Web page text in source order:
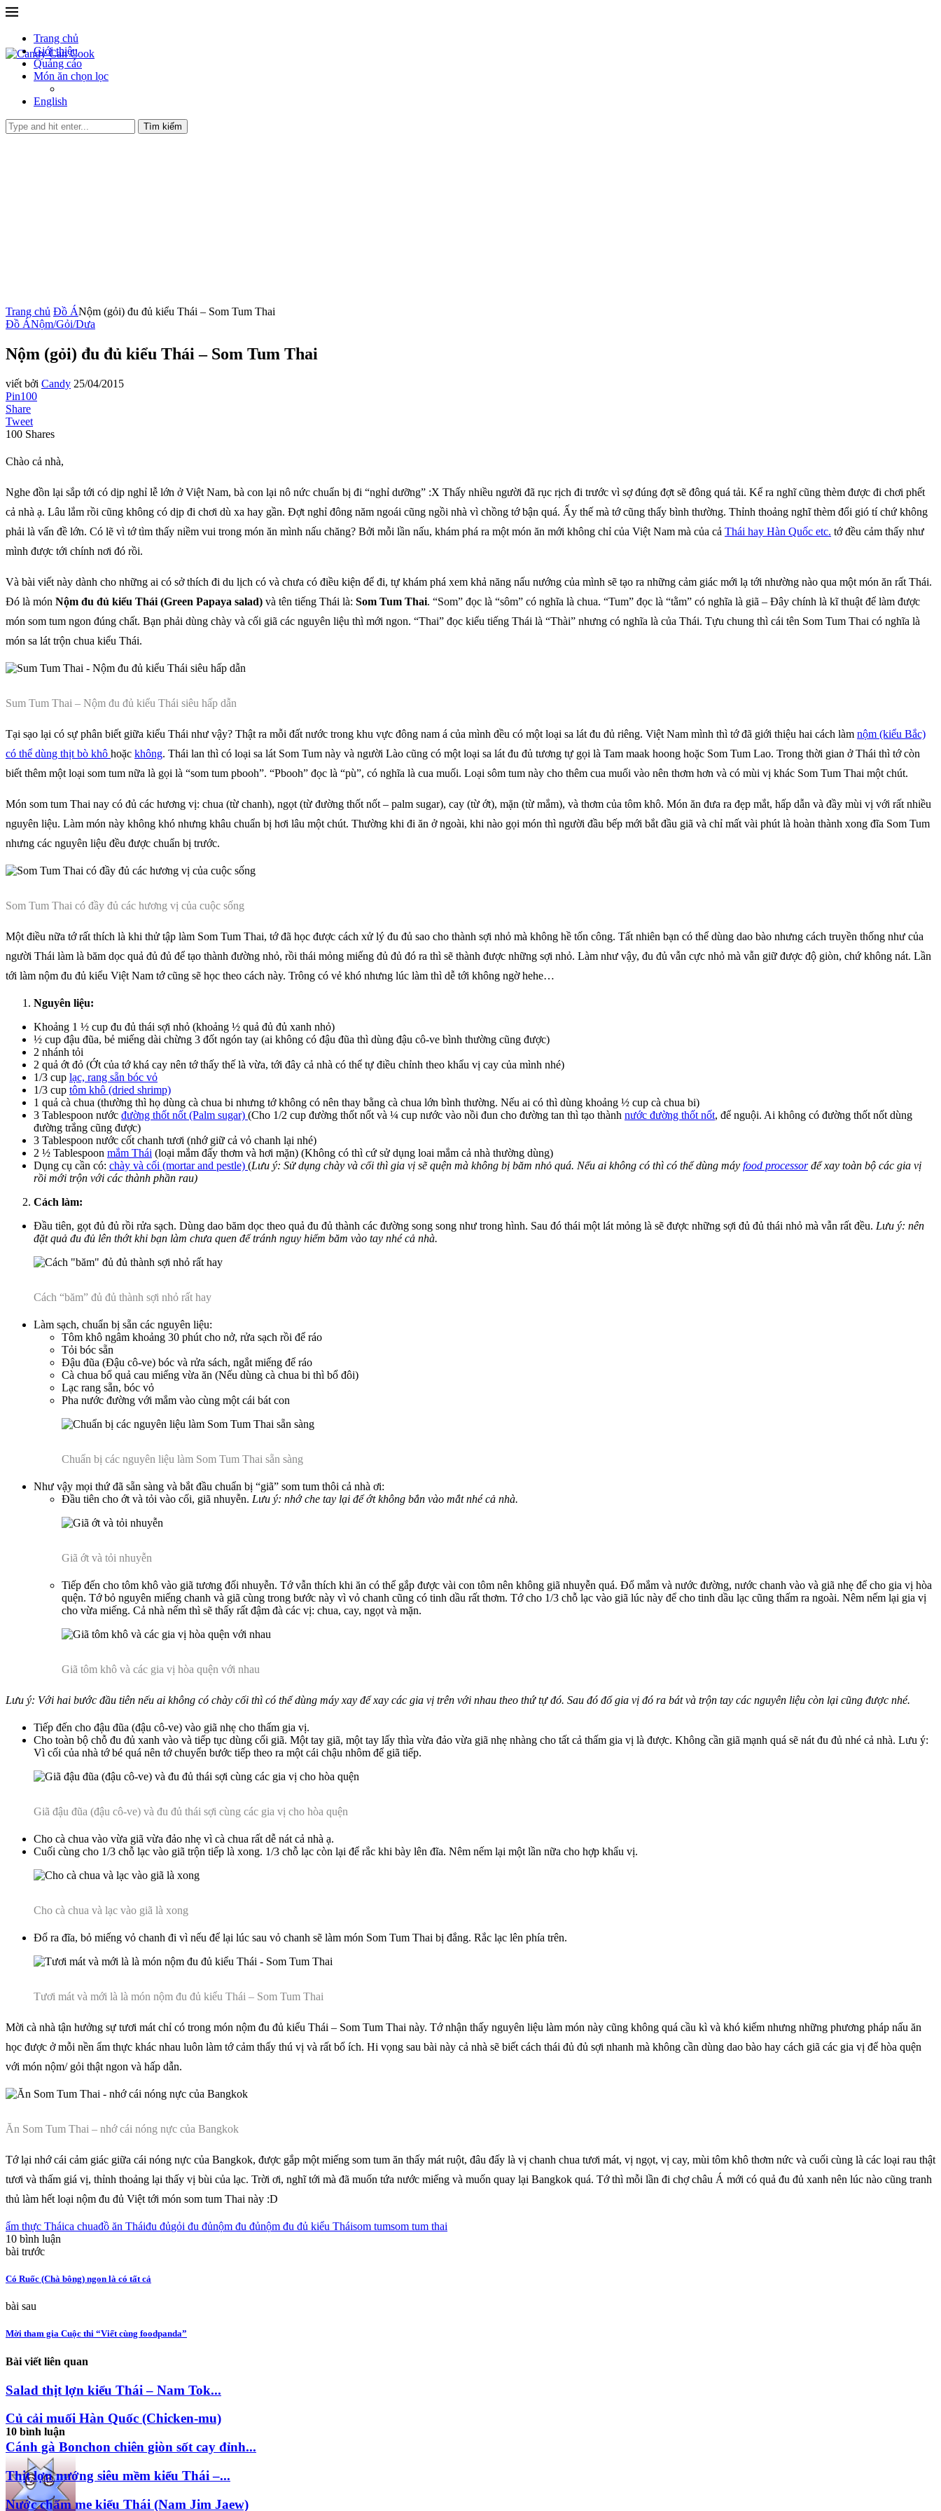
Trang chủ
Giới thiệu
Quảng cáo
Món ăn chọn lọc
English
Tìm kiếm
Trang chủ Đồ ÁNộm (gỏi) đu đủ kiểu Thái – Som Tum Thai
Đồ ÁNộm/Gỏi/Dưa
Nộm (gỏi) đu đủ kiểu Thái – Som Tum Thai
viết bởi Candy 25/04/2015
Pin100
Share
Tweet
100 Shares
Chào cả nhà,
Nghe đồn lại sắp tới có dịp nghỉ lễ lớn ở Việt Nam, bà con lại nô nức chuẩn bị đi “nghỉ dưỡng” :X Thấy nhiều người đã rục rịch đi trước vì sợ đúng đợt sẽ đông quá tải. Kể ra nghĩ cũng thèm được đi chơi phết
cả nhà ạ. Lâu lắm rồi cũng không có dịp đi chơi dù xa hay gần. Đợt nghỉ đông năm ngoái cũng ngồi nhà vì chồng tớ bận quá. Ấy thế mà tớ cũng thấy bình thường. Thỉnh thoảng nghĩ thèm đổi gió tí chứ không
phải là vấn đề lớn. Có lẽ vì tớ tìm thấy niềm vui trong món ăn mình nấu chăng? Bởi mỗi lần nấu, khám phá ra một món ăn mới không chỉ của Việt Nam mà của cả Thái hay Hàn Quốc etc. tớ đều cảm thấy như
mình được tới chính nơi đó rồi.
Và bài viết này dành cho những ai có sở thích đi du lịch có và chưa có điều kiện để đi, tự khám phá xem khả năng nấu nướng của mình sẽ tạo ra những cảm giác mới lạ tới nhường nào qua một món ăn rất Thái.
Đó là món Nộm đu đủ kiểu Thái (Green Papaya salad) và tên tiếng Thái là: Som Tum Thai. “Som” đọc là “sôm” có nghĩa là chua. “Tum” đọc là “tằm” có nghĩa là giã – Đây chính là kĩ thuật để làm được
món som tum ngon đúng chất. Bạn phải dùng chày và cối giã các nguyên liệu thì mới ngon. “Thai” đọc kiểu tiếng Thái là “Thài” nhưng có nghĩa là của Thái. Tựu chung thì cái tên Som Tum Thai có nghĩa là
món sa lát trộn chua kiểu Thái.
Sum Tum Thai – Nộm đu đủ kiểu Thái siêu hấp dẫn
Tại sạo lại có sự phân biết giữa kiểu Thái như vậy? Thật ra mỗi đất nước trong khu vực đông nam á của mình đều có một loại sa lát đu đủ riêng. Việt Nam mình thì tớ đã giới thiệu hai cách làm nộm (kiểu Bắc)
có thể dùng thịt bò khô hoặc không. Thái lan thì có loại sa lát Som Tum này và người Lào cũng có một loại sa lát đu đủ tương tự gọi là Tam maak hoong hoặc Som Tum Lao. Trong thời gian ở Thái thì tớ còn
biết thêm một loại som tum nữa là gọi là “som tum pbooh”. “Pbooh” đọc là “pù”, có nghĩa là cua muối. Loại sôm tum này cho thêm cua muối vào nên thơm hơn và có mùi vị khác Som Tum Thai một chút.
Món som tum Thai nay có đủ các hương vị: chua (từ chanh), ngọt (từ đường thốt nốt – palm sugar), cay (từ ớt), mặn (từ mắm), và thơm của tôm khô. Món ăn đưa ra đẹp mắt, hấp dẫn và đầy mùi vị với rất nhiều
nguyên liệu. Làm món này không khó nhưng khâu chuẩn bị hơi lâu một chút. Thường khi đi ăn ở ngoài, khi nào gọi món thì người đầu bếp mới bắt đầu giã và chỉ mất vài phút là hoàn thành xong đĩa Som Tum
nhưng các nguyên liệu đều được chuẩn bị trước.
Som Tum Thai có đầy đủ các hương vị của cuộc sống
Một điều nữa tớ rất thích là khi thử tập làm Som Tum Thai, tớ đã học được cách xử lý đu đủ sao cho thành sợi nhỏ mà không hề tốn công. Tất nhiên bạn có thể dùng dao bào nhưng cách truyền thống như của
người Thái làm là băm dọc quả đủ đủ để tạo thành đường nhỏ, rồi thái mỏng miếng đủ đủ đó ra thì sẽ thành được những sợi nhỏ. Làm như vậy, đu đủ vẫn cực nhỏ mà vẫn giữ được độ giòn, chứ không nát. Lần
tới làm nộm đu đủ kiểu Việt Nam tớ cũng sẽ học theo cách này. Trông có vẻ khó nhưng lúc làm thì dễ tới không ngờ hehe…
Nguyên liệu:
Khoảng 1 ½ cup đu đủ thái sợi nhỏ (khoảng ½ quả đủ đủ xanh nhỏ)
½ cup đậu đũa, bẻ miếng dài chừng 3 đốt ngón tay (ai không có đậu đũa thì dùng đậu cô-ve bình thường cũng được)
2 nhánh tỏi
2 quả ớt đỏ (Ớt của tớ khá cay nên tớ thấy thế là vừa, tới đây cả nhà có thể tự điều chỉnh theo khẩu vị cay của mình nhé)
1/3 cup lạc, rang sẵn bóc vỏ
1/3 cup tôm khô (dried shrimp)
1 quả cà chua (thường thì họ dùng cà chua bi nhưng tớ không có nên thay bằng cà chua lớn bình thường. Nếu ai có thì dùng khoảng ½ cup cà chua bi)
3 Tablespoon nước đường thốt nốt (Palm sugar) (Cho 1/2 cup đường thốt nốt và ¼ cup nước vào nồi đun cho đường tan thì tạo thành nước đường thốt nốt, để nguội. Ai không có đường thốt nốt dùng
đường trắng cũng được)
3 Tablespoon nước cốt chanh tươi (nhớ giữ cả vỏ chanh lại nhé)
2 ½ Tablespoon mắm Thái (loại mắm đấy thơm và hơi mặn) (Không có thì cứ sử dụng loai mắm cả nhà thường dùng)
Dụng cụ cần có: chày và cối (mortar and pestle) (Lưu ý: Sử dụng chày và cối thì gia vị sẽ quện mà không bị băm nhỏ quá. Nếu ai không có thì có thể dùng máy food processorđể xay toàn bộ các gia vị
rồi mới trộn với các thành phần rau)
Cách làm:
Đầu tiên, gọt đủ đủ rồi rửa sạch. Dùng dao băm dọc theo quả đu đủ thành các đường song song như trong hình. Sau đó thái một lát mỏng là sẽ được những sợi đủ đủ thái nhỏ mà vẫn rất đều. Lưu ý: nên
đặt quả đu đủ lên thớt khi bạn làm chưa quen để tránh nguy hiểm băm vào tay nhé cả nhà.
Cách “băm” đủ đủ thành sợi nhỏ rất hay
Làm sạch, chuẩn bị sẵn các nguyên liệu:
Tôm khô ngâm khoảng 30 phút cho nở, rửa sạch rồi để ráo
Tỏi bóc sẵn
Đậu đũa (Đậu cô-ve) bóc và rửa sách, ngắt miếng để ráo
Cà chua bổ quả cau miếng vừa ăn (Nếu dùng cà chua bi thì bổ đôi)
Lạc rang sẵn, bóc vỏ
Pha nước đường với mắm vào cùng một cái bát con
Chuẩn bị các nguyên liệu làm Som Tum Thai sẵn sàng
Như vậy mọi thứ đã sẵn sàng và bắt đầu chuẩn bị “giã” som tum thôi cả nhà ơi:
Đầu tiên cho ớt và tỏi vào cối, giã nhuyễn. Lưu ý: nhớ che tay lại để ớt không bắn vào mắt nhé cả nhà.
Giã ớt và tỏi nhuyễn
Tiếp đến cho tôm khô vào giã tương đối nhuyễn. Tớ vẫn thích khi ăn có thể gắp được vài con tôm nên không giã nhuyễn quá. Đổ mắm và nước đường, nước chanh vào và giã nhẹ để cho gia vị hòa
quện. Tớ bỏ nguyên miếng chanh và giã cùng trong bước này vì vỏ chanh cũng có tinh dầu rất thơm. Tớ cho 1/3 chỗ lạc vào giã lúc này để cho tinh dầu lạc cũng thấm ra ngoài. Nêm nếm lại gia vị
cho vừa miếng. Cả nhà nếm thì sẽ thấy rất đậm đà các vị: chua, cay, ngọt và mặn.
Giã tôm khô và các gia vị hòa quện với nhau
Lưu ý: Với hai bước đầu tiên nếu ai không có chày cối thì có thể dùng máy xay để xay các gia vị trên với nhau theo thứ tự đó. Sau đó đổ gia vị đó ra bát và trộn tay các nguyên liệu còn lại cũng được nhé.
Tiếp đến cho đậu đũa (đậu cô-ve) vào giã nhẹ cho thấm gia vị.
Cho toàn bộ chỗ đu đủ xanh vào và tiếp tục dùng cối giã. Một tay giã, một tay lấy thìa vừa đảo vừa giã nhẹ nhàng cho tất cả thấm gia vị là được. Không cần giã mạnh quá sẽ nát đu đủ nhé cả nhà. Lưu ý:
Vì cối của nhà tớ bé quá nên tớ chuyển bước tiếp theo ra một cái chậu nhôm để giã tiếp.
Giã đậu đũa (đậu cô-ve) và đu đủ thái sợi cùng các gia vị cho hòa quện
Cho cà chua vào vừa giã vừa đảo nhẹ vì cà chua rất dễ nát cả nhà ạ.
Cuối cùng cho 1/3 chỗ lạc vào giã trộn tiếp là xong. 1/3 chỗ lạc còn lại để rắc khi bày lên đĩa. Nêm nếm lại một lần nữa cho hợp khẩu vị.
Cho cà chua và lạc vào giã là xong
Đổ ra đĩa, bỏ miếng vỏ chanh đi vì nếu để lại lúc sau vỏ chanh sẽ làm món Som Tum Thai bị đắng. Rắc lạc lên phía trên.
Tươi mát và mới là là món nộm đu đủ kiểu Thái – Som Tum Thai
Mời cà nhà tận hưởng sự tươi mát chỉ có trong món nộm đu đủ kiểu Thái – Som Tum Thai này. Tớ nhận thấy nguyên liệu làm món này cũng không quá cầu kì và khó kiếm nhưng những phương pháp nấu ăn
học được ở mỗi nền ẩm thực khác nhau luôn làm tớ cảm thấy thú vị và rất bổ ích. Hi vọng sau bài này cả nhà sẽ biết cách thái đủ đủ sợi nhanh mà không cần dùng dao bào hay cách giã các gia vị để hòa quện
với món nộm/ gỏi thật ngon và hấp dẫn.
Ăn Som Tum Thai – nhớ cái nóng nực của Bangkok
Tớ lại nhớ cái cảm giác giữa cái nóng nực của Bangkok, được gắp một miếng som tum ăn thấy mát ruột, đâu đấy là vị chanh chua tươi mát, vị ngọt, vị cay, mùi tôm khô thơm nức và cuối cùng là các loại rau thật
tươi và thấm giá vị, thỉnh thoảng lại thấy vị bùi của lạc. Trời ơi, nghĩ tới mà đã muốn tứa nước miếng và muốn quay lại Bangkok quá. Tớ thì mỗi lần đi chợ châu Á mới có quả đu đủ xanh nên lúc nào cũng tranh
thủ làm hết loại nộm đu đủ Việt tới món som tum Thai này :D
ẩm thực Tháica chuađồ ăn Tháiđu đủgỏi đu đủnộm đu đủnộm đu đủ kiểu Tháisom tumsom tum thai
10 bình luận
bài trước
Có Ruốc (Chà bông) ngon là có tất cả
bài sau
Mời tham gia Cuộc thi “Viết cùng foodpanda”
Bài viết liên quan
10 bình luận